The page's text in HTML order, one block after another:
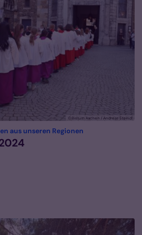
© Bistum Aachen / Andreas Steindl
aus unseren Regionen